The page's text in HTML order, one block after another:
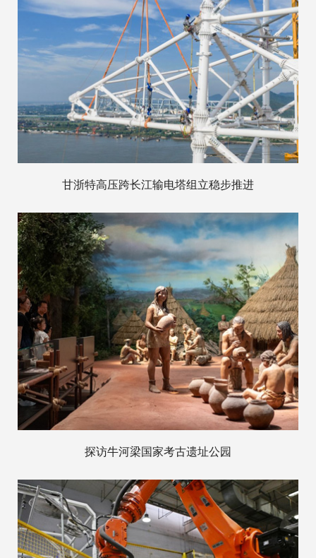
甘浙特高压跨长江输电塔组立稳步推进
探访牛河梁国家考古遗址公园